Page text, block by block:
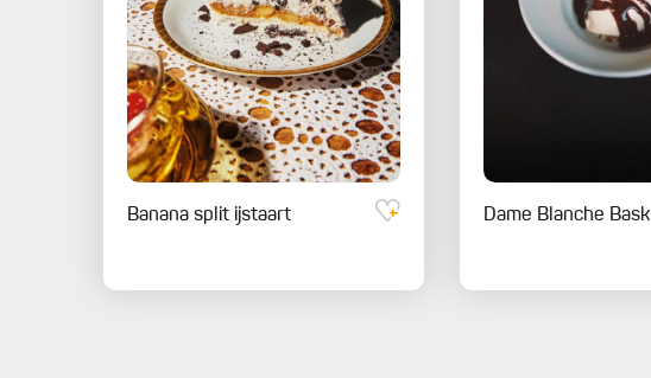
Banana split ijstaart Dame Blanche Bask